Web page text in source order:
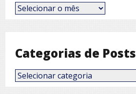
Posts
por
Categorias de Posts
Categorias
de